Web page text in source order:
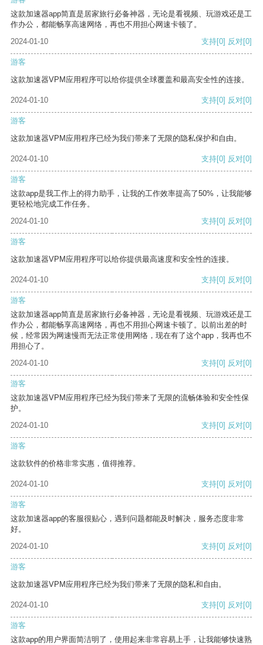
这款加速器app简直是居家旅行必备神器，无论是看视频、玩游戏还是工
作办公，都能畅享高速网络，再也不用担心网速卡顿了。
2024-01-10
支持[0] 反对[0]
游客
这款加速器VPM应用程序可以给你提供全球覆盖和最高安全性的连接。
2024-01-10 支持[0] 反对[0]
游客
这款加速器VPM应用程序已经为我们带来了无限的隐私保护和自由。
2024-01-10 支持[0] 反对[0]
游客
这款app是我工作上的得力助手，让我的工作效率提高了50%，让我能够
更轻松地完成工作任务。
2024-01-10
支持[0] 反对[0]
游客
这款加速器VPM应用程序可以给你提供最高速度和安全性的连接。
2024-01-10 支持[0] 反对[0]
游客
这款加速器app简直是居家旅行必备神器，无论是看视频、玩游戏还是工
作办公，都能畅享高速网络，再也不用担心网速卡顿了。以前出差的时
候，经常因为网速慢而无法正常使用网络，现在有了这个app，我再也不
用担心了。
2024-01-10
支持[0] 反对[0]
游客
这款加速器VPM应用程序已经为我们带来了无限的流畅体验和安全性保
护。
2024-01-10
支持[0] 反对[0]
游客
这款软件的价格非常实惠，值得推荐。
2024-01-10 支持[0] 反对[0]
游客
这款加速器app的客服很贴心，遇到问题都能及时解决，服务态度非常
好。
2024-01-10
支持[0] 反对[0]
游客
这款加速器VPM应用程序已经为我们带来了无限的隐私和自由。
2024-01-10 支持[0] 反对[0]
游客
这款app的用户界面简洁明了，使用起来非常容易上手，让我能够快速熟